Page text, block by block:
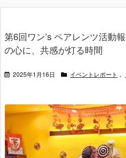
第6回ワン’s ペアレンツ活動
の心に、共感が灯る時間
2025年1月16日 イベントレポート ,